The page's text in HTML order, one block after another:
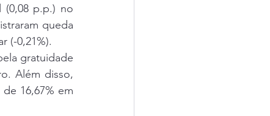
(0,08 p.p.) no
queda
(-0,21%).
gratuidade
Além disso,
16,67% em